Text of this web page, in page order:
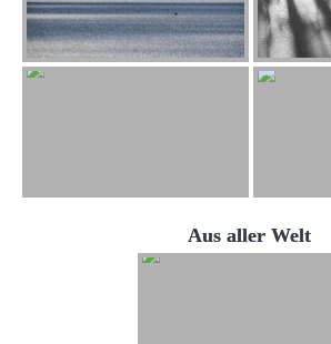
Aus aller Welt